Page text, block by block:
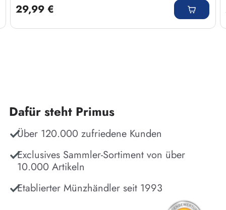
29,99 €
Dafür steht Primus
Über 120.000 zufriedene Kunden
Exclusives Sammler-Sortiment von über
10.000 Artikeln
Etablierter Münzhändler seit 1993